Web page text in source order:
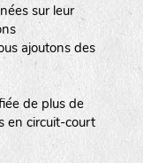
sur leur
ajoutons des
de plus de
en circuit-court